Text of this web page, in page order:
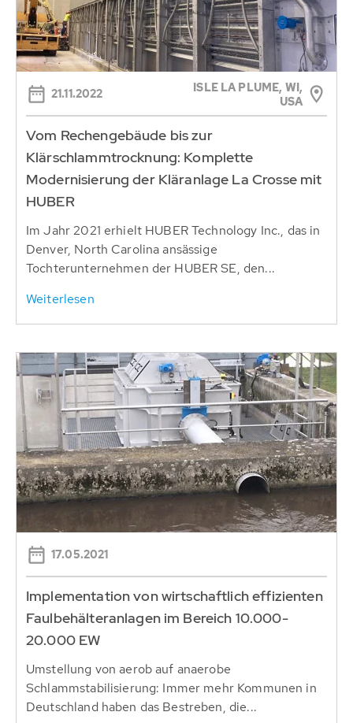
21.11.2022
ISLE LA PLUME, WI,
USA
Vom Rechengebäude bis zur
Klärschlammtrocknung: Komplette
Modernisierung der Kläranlage La Crosse mit
HUBER
Im Jahr 2021 erhielt HUBER Technology Inc., das in
Denver, North Carolina ansässige
Tochterunternehmen der HUBER SE, den...
Weiterlesen
17.05.2021
Implementation von wirtschaftlich effizienten
Faulbehälteranlagen im Bereich 10.000-
20.000 EW
Umstellung von aerob auf anaerobe
Schlammstabilisierung: Immer mehr Kommunen in
Deutschland haben das Bestreben, die...